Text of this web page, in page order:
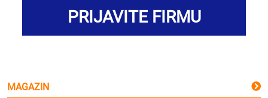
PRIJAVITE FIRMU
MAGAZIN